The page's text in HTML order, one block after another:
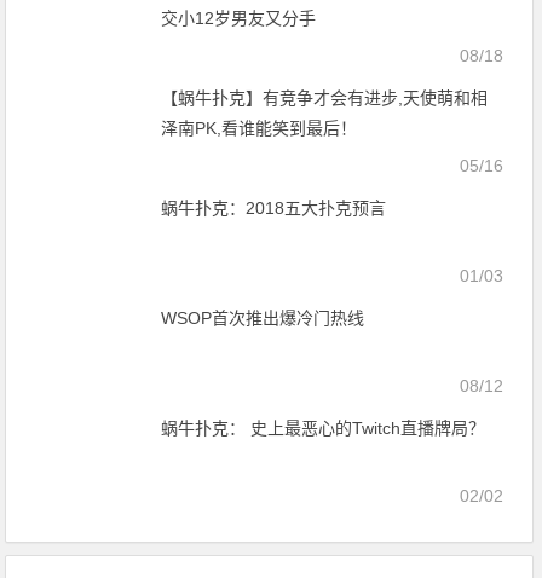
交小12岁男友又分手
08/18
【蜗牛扑克】有竞争才会有进步,天使萌和相
泽南PK,看谁能笑到最后！
05/16
蜗牛扑克：2018五大扑克预言
01/03
WSOP首次推出爆冷门热线
08/12
蜗牛扑克： 史上最恶心的Twitch直播牌局？
02/02